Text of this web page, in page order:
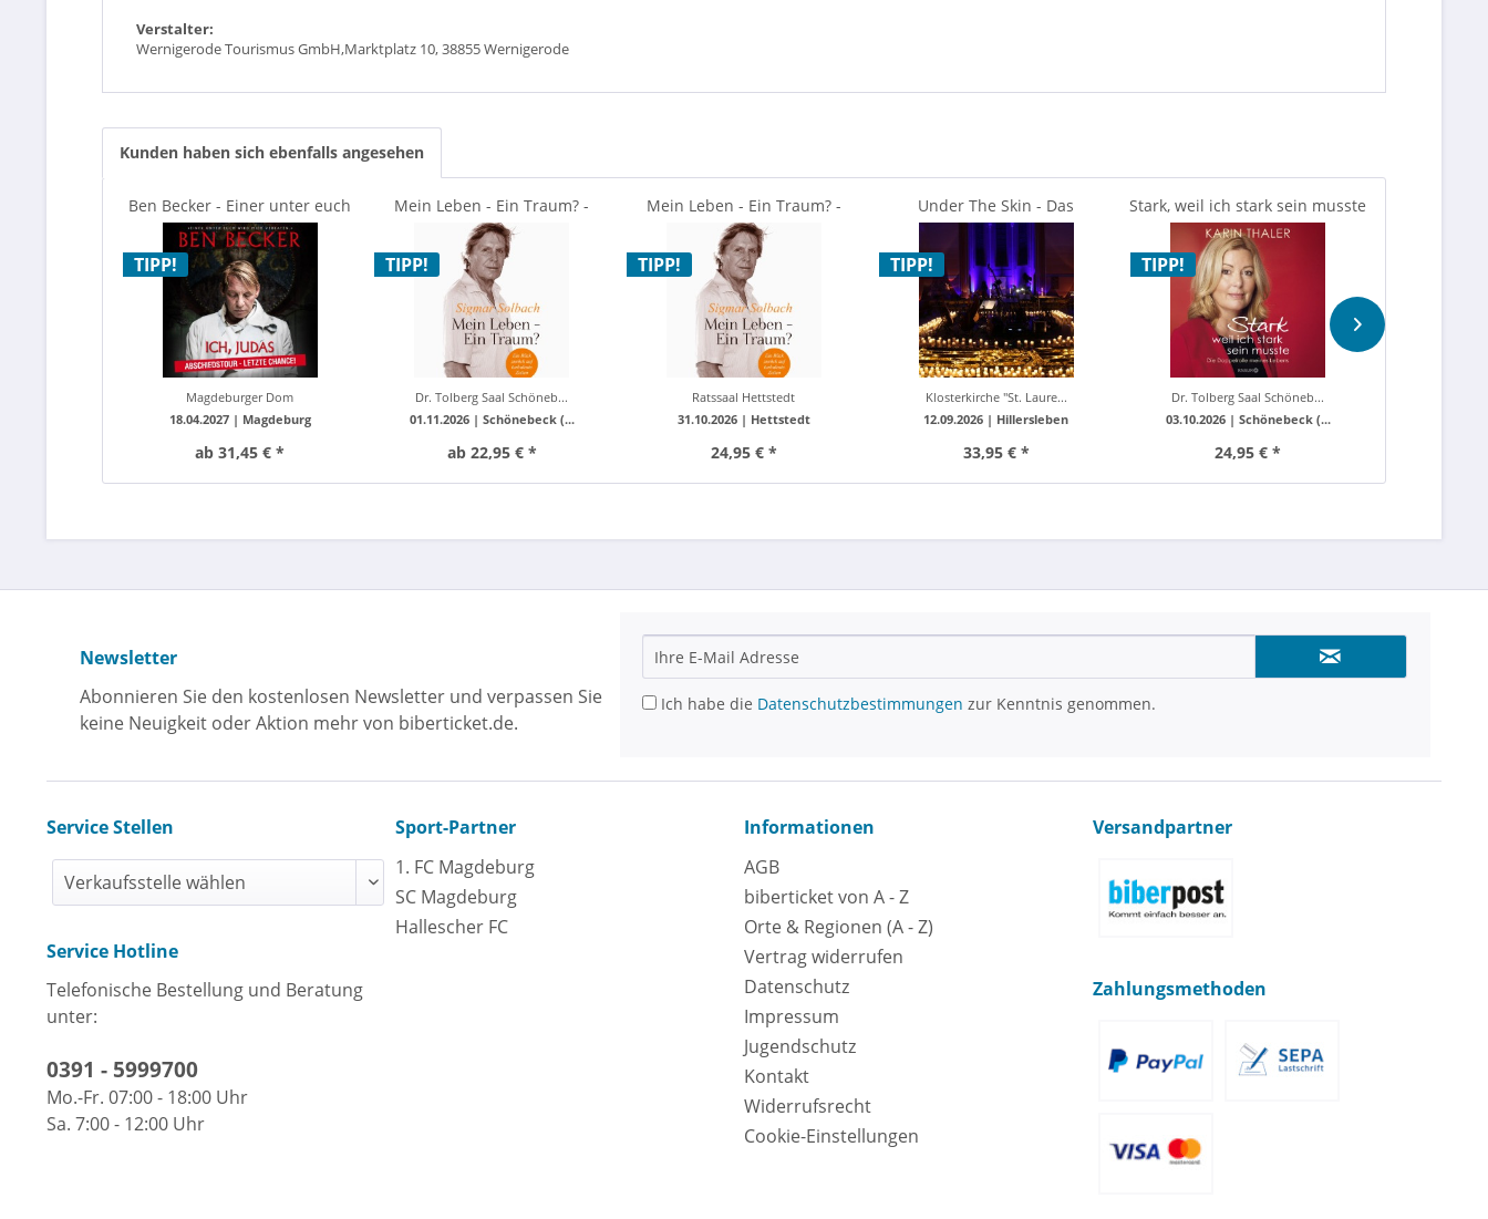
Verstalter:
Wernigerode Tourismus GmbH,Marktplatz 10, 38855 Wernigerode
Kunden haben sich ebenfalls angesehen
TIPP!
Ben Becker - Einer unter euch
wird mich verraten
Magdeburger Dom
18.04.2027 | Magdeburg
ab 31,45 € *
TIPP!
Mein Leben - Ein Traum? -
Sigmar Solbach...
Dr. Tolberg Saal Schöneb...
01.11.2026 | Schönebeck (...
ab 22,95 € *
TIPP!
Mein Leben - Ein Traum? -
Sigmar Solbach...
Ratssaal Hettstedt
31.10.2026 | Hettstedt
24,95 € *
TIPP!
Under The Skin - Das
Kerzenlichtkonzert
Klosterkirche "St. Laure...
12.09.2026 | Hillersleben
33,95 € *
TIPP!
Stark, weil ich stark sein musste
- Karin Thaler
Dr. Tolberg Saal Schöneb...
03.10.2026 | Schönebeck (...
24,95 € *
Newsletter
Abonnieren Sie den kostenlosen Newsletter und verpassen Sie
keine Neuigkeit oder Aktion mehr von biberticket.de.
Ich habe die Datenschutzbestimmungen zur Kenntnis genommen.
Service Stellen
Service Hotline
Telefonische Bestellung und Beratung
unter:
0391 - 5999700
Mo.-Fr. 07:00 - 18:00 Uhr
Sa. 7:00 - 12:00 Uhr
Sport-Partner
1. FC Magdeburg
SC Magdeburg
Hallescher FC
Informationen
AGB
biberticket von A - Z
Orte & Regionen (A - Z)
Vertrag widerrufen
Datenschutz
Impressum
Jugendschutz
Kontakt
Widerrufsrecht
Cookie-Einstellungen
Versandpartner
Zahlungsmethoden